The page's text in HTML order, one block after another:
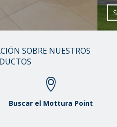
SOBRE NUESTROS
Buscar el Mottura Point